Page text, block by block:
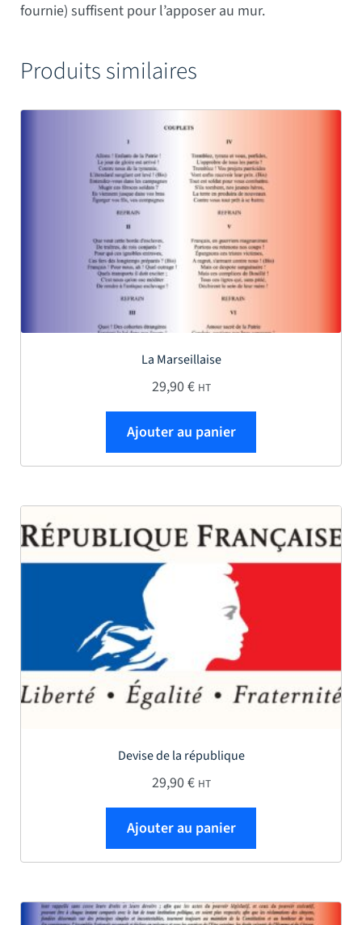
fournie) suffisent pour l’apposer au mur.
Produits similaires
La Marseillaise
29,90€ HT
Ajouter au panier
Devise de la république
29,90€ HT
Ajouter au panier